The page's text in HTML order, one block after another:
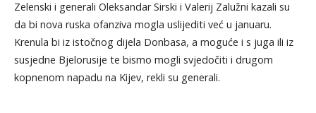
Zelenski i generali Oleksandar Sirski i Valerij Zalužni kazali su
da bi nova ruska ofanziva mogla uslijediti već u januaru.
Krenula bi iz istočnog dijela Donbasa, a moguće i s juga ili iz
susjedne Bjelorusije te bismo mogli svjedočiti i drugom
kopnenom napadu na Kijev, rekli su generali.